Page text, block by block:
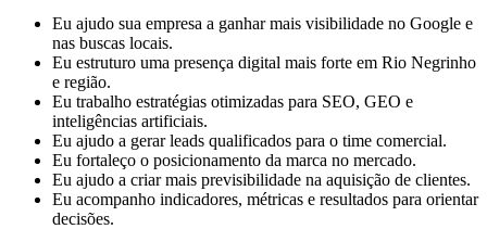
Eu ajudo sua empresa a ganhar mais visibilidade no Google e
nas buscas locais.
Eu estruturo uma presença digital mais forte em Rio Negrinho
e região.
Eu trabalho estratégias otimizadas para SEO, GEO e
inteligências artificiais.
Eu ajudo a gerar leads qualificados para o time comercial.
Eu fortaleço o posicionamento da marca no mercado.
Eu ajudo a criar mais previsibilidade na aquisição de clientes.
Eu acompanho indicadores, métricas e resultados para orientar
decisões.